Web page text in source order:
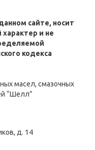
сайте, носит
и не
кодекса
масел, смазочных
“Шелл”
д. 14